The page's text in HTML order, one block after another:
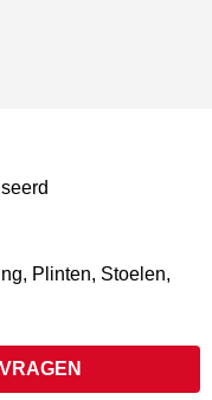
Plinten, Stoelen,